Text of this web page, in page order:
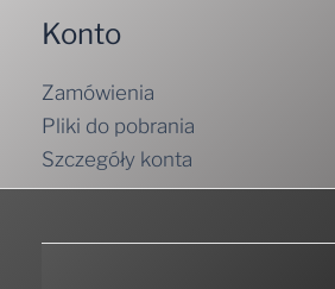
Konto
Zamówienia
Pliki do pobrania
Szczegóły konta